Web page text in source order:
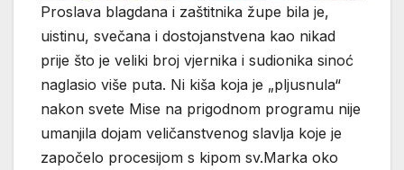
Proslava blagdana i zaštitnika župe bila je,
uistinu, svečana i dostojanstvena kao nikad
prije što je veliki broj vjernika i sudionika sinoć
naglasio više puta. Ni kiša koja je „pljusnula“
nakon svete Mise na prigodnom programu nije
umanjila dojam veličanstvenog slavlja koje je
započelo procesijom s kipom sv.Marka oko